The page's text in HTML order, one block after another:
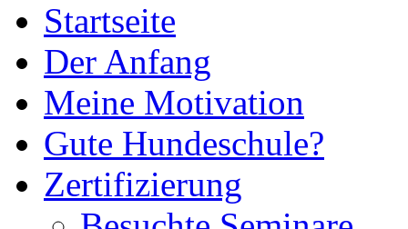
Startseite
Der Anfang
Meine Motivation
Gute Hundeschule?
Zertifizierung